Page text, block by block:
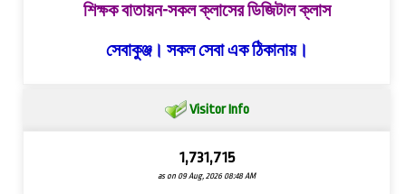
শিক্ষক বাতায়ন-সকল ক্লাসের ডিজিটাল ক্লাস
সেবাকুঞ্জ। সকল সেবা এক ঠিকানায়।
Visitor Info
1,731,715
as on 09 Aug, 2026 08:48 AM